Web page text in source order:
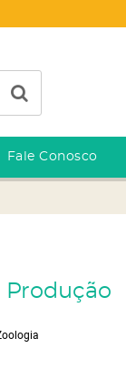
Fale Conosco
Produção